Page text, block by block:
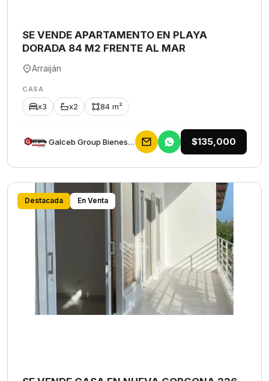
SE VENDE APARTAMENTO EN PLAYA
DORADA 84 M2 FRENTE AL MAR
Arraiján
CASA
x3 x2 84 m²
Galceb Group Bienes Raices $135,000
Destacada En Venta